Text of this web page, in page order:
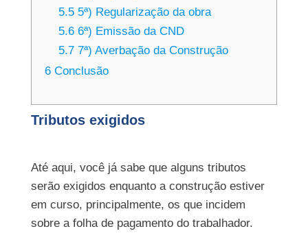
5.5 5ª) Regularização da obra
5.6 6ª) Emissão da CND
5.7 7ª) Averbação da Construção
6 Conclusão
Tributos exigidos
Até aqui, você já sabe que alguns tributos
serão exigidos enquanto a construção estiver
em curso, principalmente, os que incidem
sobre a folha de pagamento do trabalhador.